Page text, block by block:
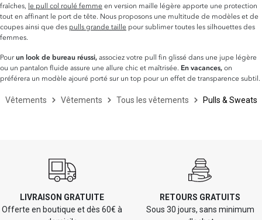
fraîches, le pull col roulé femme en version maille légère apporte une protection
tout en affinant le port de tête. Nous proposons une multitude de modèles et de
coupes ainsi que des pulls grande taille pour sublimer toutes les silhouettes des
femmes.
Pourun look de bureau réussi, associez votre pull fin glissé dans une jupe légère
ou un pantalon fluide assure une allure chic et maîtrisée. En vacances, on
préférera un modèle ajouré porté sur un top pour un effet de transparence subtil.
Vêtements Vêtements Tous les vêtements Pulls & Sweats
LIVRAISON GRATUITE
Offerte en boutique et dès 60€ à
RETOURS GRATUITS
Sous 30 jours, sans minimum